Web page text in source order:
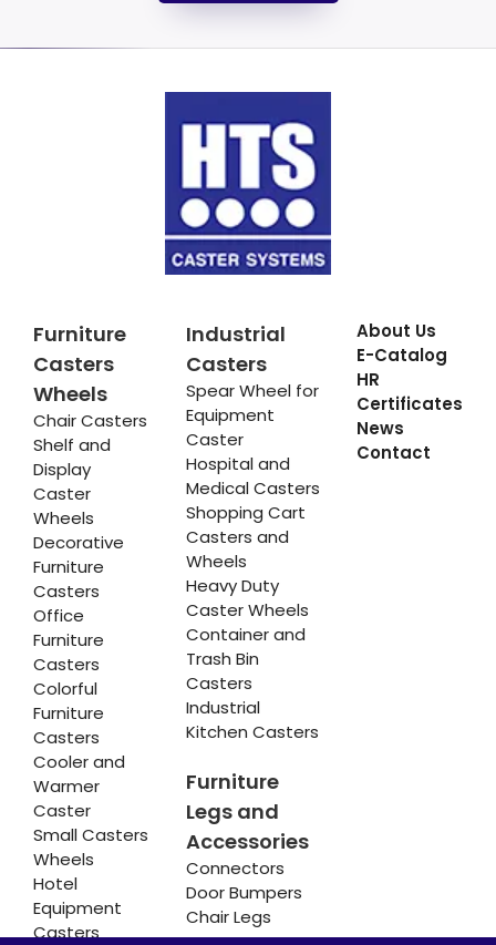
Furniture
Casters
Wheels
Chair Casters
Shelf and
Display
Caster
Wheels
Decorative
Furniture
Casters
Office
Furniture
Casters
Colorful
Furniture
Casters
Cooler and
Warmer
Caster
Small Casters
Wheels
Hotel
Equipment
Casters
Industrial
Casters
Spear Wheel for
Equipment
Caster
Hospital and
Medical Casters
Shopping Cart
Casters and
Wheels
Heavy Duty
Caster Wheels
Container and
Trash Bin
Casters
Industrial
Kitchen Casters
Furniture
Legs and
Accessories
Connectors
Door Bumpers
Chair Legs
About Us
E-Catalog
HR
Certificates
News
Contact